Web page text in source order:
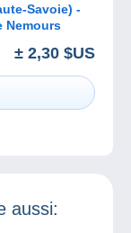
Savoie) -
Nemours
± 2,30 $US
aussi: